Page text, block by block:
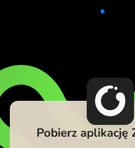
Pobierz aplikację